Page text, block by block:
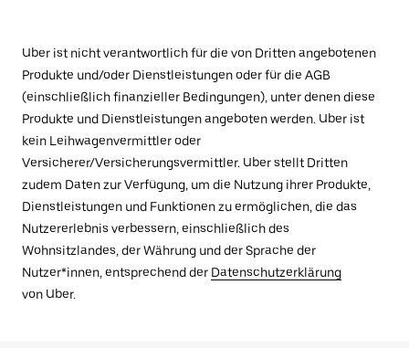
Uber ist nicht verantwortlich für die von Dritten angebotenen
Produkte und/oder Dienstleistungen oder für die AGB
(einschließlich finanzieller Bedingungen), unter denen diese
Produkte und Dienstleistungen angeboten werden. Uber ist
kein Leihwagenvermittler oder
Versicherer/Versicherungsvermittler. Uber stellt Dritten
zudem Daten zur Verfügung, um die Nutzung ihrer Produkte,
Dienstleistungen und Funktionen zu ermöglichen, die das
Nutzererlebnis verbessern, einschließlich des
Wohnsitzlandes, der Währung und der Sprache der
Nutzer*innen, entsprechend der Datenschutzerklärung
von Uber.